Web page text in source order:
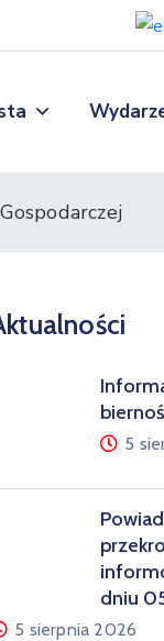
5
dniu
5 sierpnia 2026